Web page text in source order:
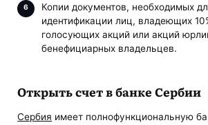
Копии документов, необходимых
идентификации лиц, владеющих
голосующих акций или акций
бенефициарных владельцев.
Открыть счет в банке Сербии
Сербия имеет полнофункциональную